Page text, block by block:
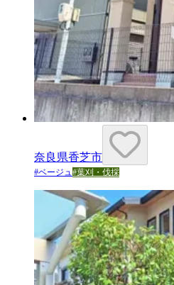
奈良県香芝市
#ベージュ#葉刈・伐採